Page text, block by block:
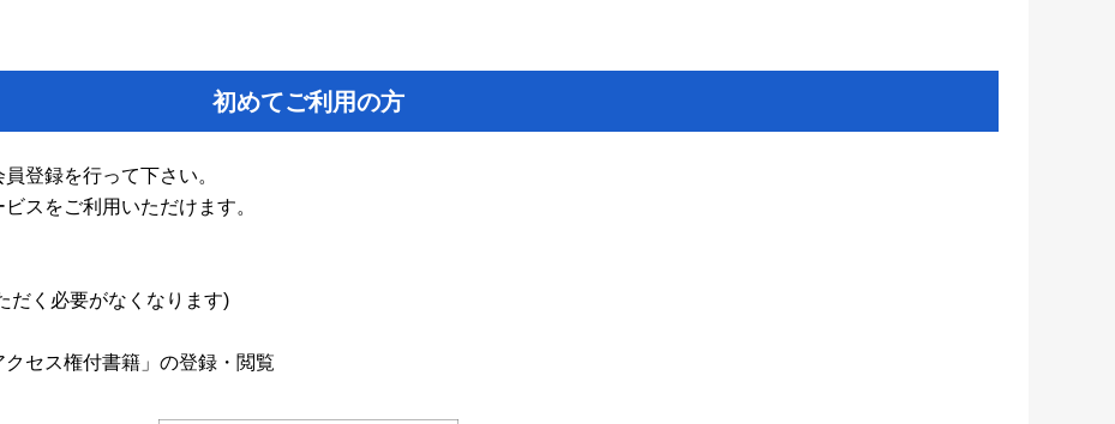
初めてご利用の方
登録を行って下さい。
スをご利用いただけます。
く必要がなくなります)
セス権付書籍」の登録・閲覧